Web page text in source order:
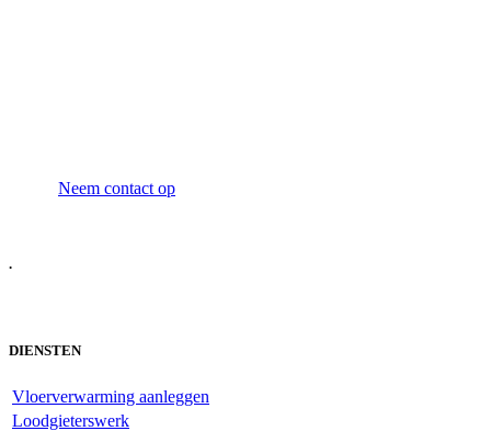
Neem contact op
.
DIENSTEN
Vloerverwarming aanleggen
Loodgieterswerk